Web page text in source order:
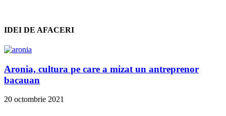
IDEI DE AFACERI
Aronia, cultura pe care a mizat un antreprenor
bacauan
20 octombrie 2021